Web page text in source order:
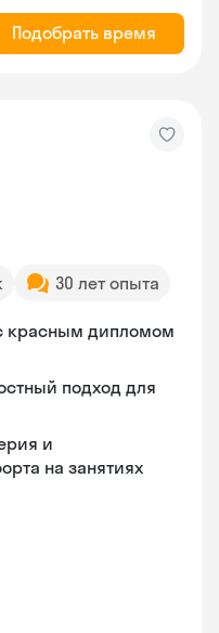
Подобрать время
30 лет опыта
красным дипломом
подход для
и
на занятиях